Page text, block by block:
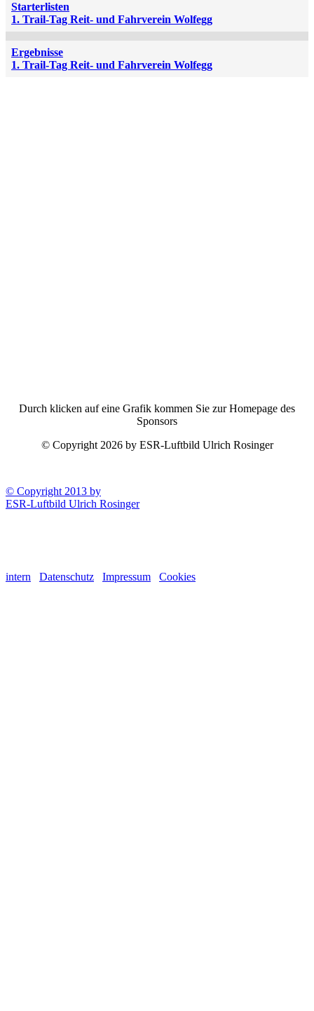
Starterlisten
1. Trail-Tag Reit- und Fahrverein Wolfegg
Ergebnisse
1. Trail-Tag Reit- und Fahrverein Wolfegg
Durch klicken auf eine Grafik kommen Sie zur Homepage des
Sponsors
© Copyright 2026 by ESR-Luftbild Ulrich Rosinger
© Copyright 2013 by
ESR-Luftbild Ulrich Rosinger
intern Datenschutz Impressum Cookies